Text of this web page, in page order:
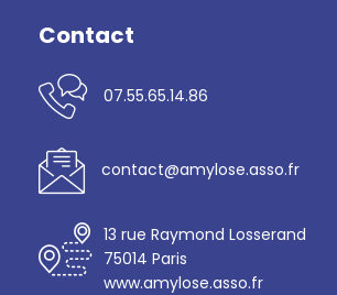
Contact
07.55.65.14.86
contact@amylose.asso.fr
13 rue Raymond Losserand
75014 Paris
www.amylose.asso.fr